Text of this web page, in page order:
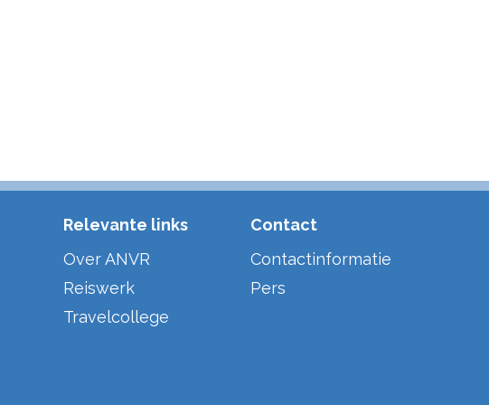
Relevante links
Over ANVR
Reiswerk
Travelcollege
Contact
Contactinformatie
Pers